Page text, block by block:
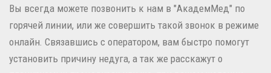
Вы всегда можете позвонить к нам в "АкадемМед" по
горячей линии, или же совершить такой звонок в режиме
онлайн. Связавшись с оператором, вам быстро помогут
установить причину недуга, а так же расскажут о